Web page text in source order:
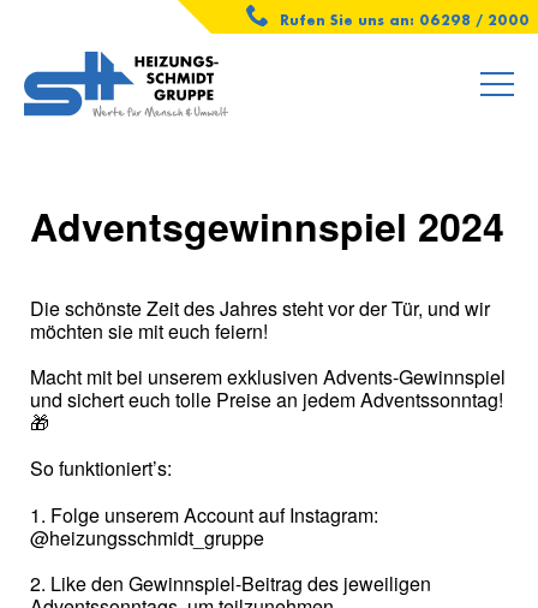
Rufen Sie uns an: 06298 / 2000
Adventsgewinnspiel 2024
Die schönste Zeit des Jahres steht vor der Tür, und wir
möchten sie mit euch feiern!
Macht mit bei unserem exklusiven Advents-Gewinnspiel
und sichert euch tolle Preise an jedem Adventssonntag!
🎁
So funktioniert’s:
1️. Folge unserem Account auf Instagram:
@heizungsschmidt_gruppe
2️. Like den Gewinnspiel-Beitrag des jeweiligen